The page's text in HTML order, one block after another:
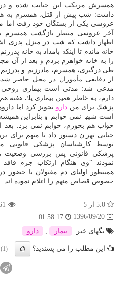
همسرش مرتكب این جنایت شده و در
داشت: شب پیش از قتل، همسرم به
عروسی یكی از بستگان خود رفت اما
آخر عروسی منتظر بازگشت همسرم به
اظهار داشت كه شب در منزل پدری
خانه ماندم تا اینكه بامداد به خانه
را به خانه خواهرم بردم و بعد از آن
طی درگیری، همسرم، مادرزنم و پدرزنم
از دقایقی مأموران در محل حاضر
مدعی شد: مدتی است بیماری روحی
دارم، به خاطر همین بیماری یك هفته
پزشك برای من دارو تجویز كرد اما
است شبها نمی خوابم و بنابراین
خواب هم بخورم، خوابم نمی برد. بعد
جنایی تهران دستور داد تا متهم
توسط كارشناسان پزشكی قانونی
پزشكی قانونی پس بررسی وضعیت
نمودند "وی هنگام ارتكاب جرم
همینطور اولیای دم مقتولان با حضور
خصوص قصاص متهم را اعلام نموده اند. 47234
5.0 از 5
1396/09/20
01:58:17
تگهای خبر:
بیمار دارو
این مطلب را می پسندید؟ (1)